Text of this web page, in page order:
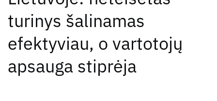
turinys šalinamas
efektyviau, o vartotojų
apsauga stiprėja